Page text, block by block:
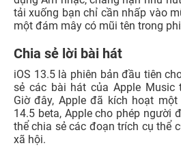
tải xuống bạn chỉ cần nhấp vào
một đám mây có mũi tên trong
Chia sẻ lời bài hát
iOS 13.5 là phiên bản đầu tiên
sẻ các bài hát của Apple Music
Giờ đây, Apple đã kích hoạt
14.5 beta, Apple cho phép người
thể chia sẻ các đoạn trích cụ thể
xã hội.